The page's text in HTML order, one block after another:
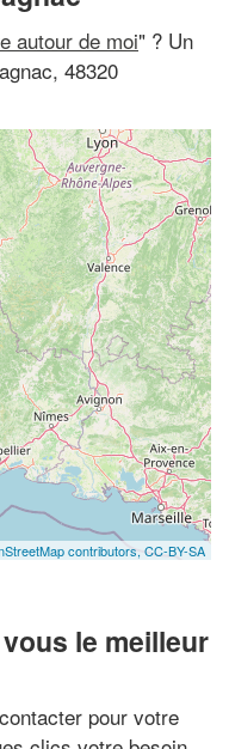
autour de moi" ? Un
48320
contributors, CC-BY-SA
le meilleur
pour votre